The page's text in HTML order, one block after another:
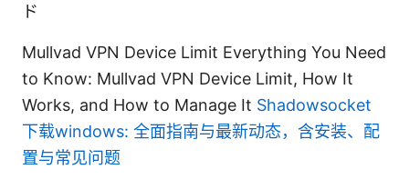
ド
Mullvad VPN Device Limit Everything You Need
to Know: Mullvad VPN Device Limit, How It
Works, and How to Manage It Shadowsocket
下载windows: 全面指南与最新动态，含安装、配
置与常见问题